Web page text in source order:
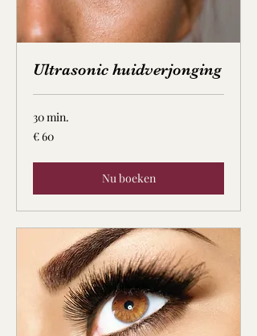
Ultrasonic huidverjonging
30 min.
60
euro
€ 60
Nu boeken